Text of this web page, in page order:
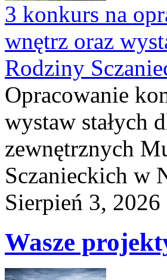
3 konkurs na
wnętrz oraz
Rodziny
Opracowanie
wystaw stałych
zewnętrznych
Sczanieckich w
Sierpień 3, 2026
Wasze